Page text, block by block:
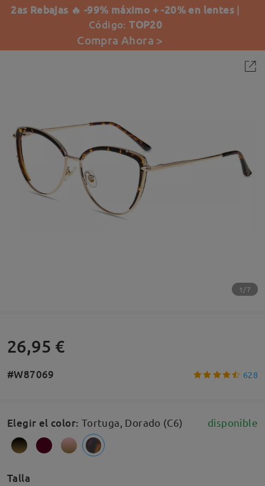
2as Rebajas 🔥 -99% máximo + -20% en lentes |
Código:TOP20
Compra Ahora >
1/7
26,95 €
#W87069 628
Elegir el color: Tortuga, Dorado (C6) disponible
Talla